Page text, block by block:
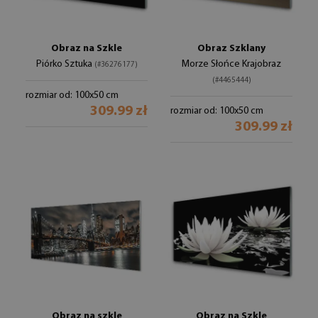
Obraz na Szkle
Piórko Sztuka (#36276177)
rozmiar od: 100x50 cm
309.99 zł
Obraz Szklany
Morze Słońce Krajobraz
(#4465444)
rozmiar od: 100x50 cm
309.99 zł